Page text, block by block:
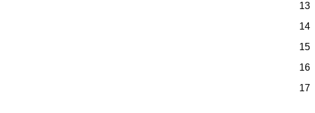
13
14
15
16
17